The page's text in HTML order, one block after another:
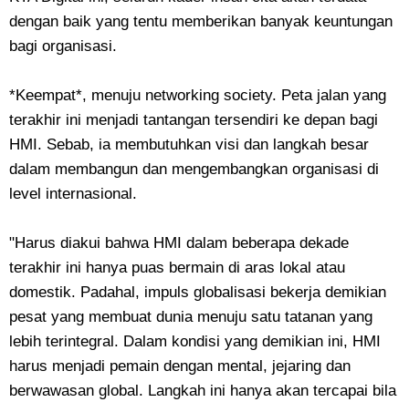
dengan baik yang tentu memberikan banyak keuntungan
bagi organisasi.
*Keempat*, menuju networking society. Peta jalan yang
terakhir ini menjadi tantangan tersendiri ke depan bagi
HMI. Sebab, ia membutuhkan visi dan langkah besar
dalam membangun dan mengembangkan organisasi di
level internasional.
"Harus diakui bahwa HMI dalam beberapa dekade
terakhir ini hanya puas bermain di aras lokal atau
domestik. Padahal, impuls globalisasi bekerja demikian
pesat yang membuat dunia menuju satu tatanan yang
lebih terintegral. Dalam kondisi yang demikian ini, HMI
harus menjadi pemain dengan mental, jejaring dan
berwawasan global. Langkah ini hanya akan tercapai bila